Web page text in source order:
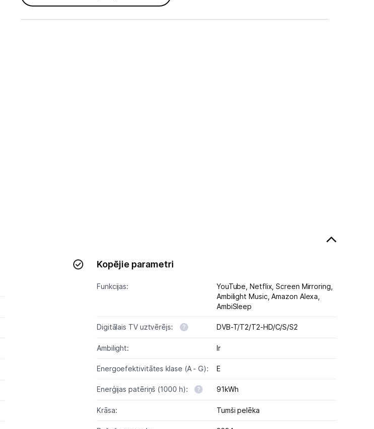
Kopējie parametri
Funkcijas: YouTube,Netflix,Screen Mirroring,
Ambilight Music,Amazon Alexa,
AmbiSleep
Digitālais TV uztvērējs: DVB-T/T2/T2-HD/C/S/S2
Ambilight: Ir
Energoefektivitātes klase (A - G): E
Enerģijas patēriņš (1000 h): 91kWh
Krāsa: Tumši pelēka